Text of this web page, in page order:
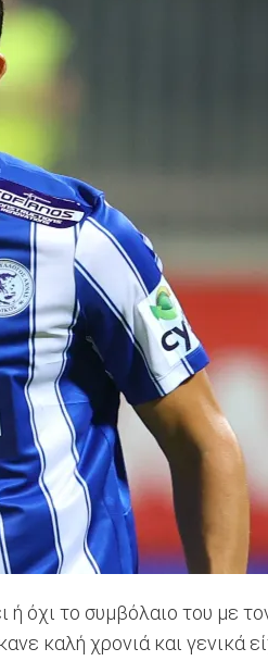
όχι το συμβόλαιο του με
καλή χρονιά και γενικά